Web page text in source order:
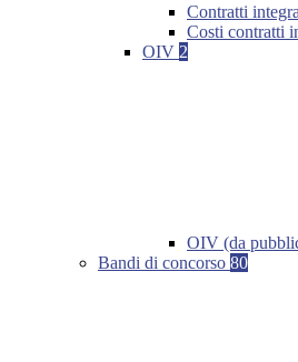
Contratti
Costi contratti
OIV 2
OIV (da
Bandi di concorso 80